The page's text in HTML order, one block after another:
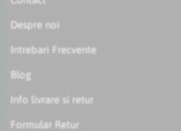
Despre noi
Intrebari Frecvente
Blog
Info livrare si retur
Formular Retur